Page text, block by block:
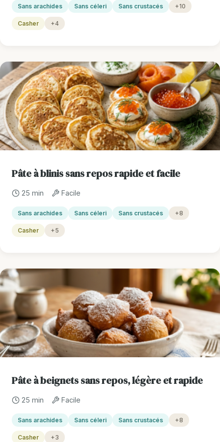
Sans arachides Sans céleri Sans crustacés +10
Casher +4
Pâte à blinis sans repos rapide et facile
25 min Facile
Sans arachides Sans céleri Sans crustacés +8
Casher +5
Pâte à beignets sans repos, légère et rapide
25 min Facile
Sans arachides Sans céleri Sans crustacés +8
Casher +3